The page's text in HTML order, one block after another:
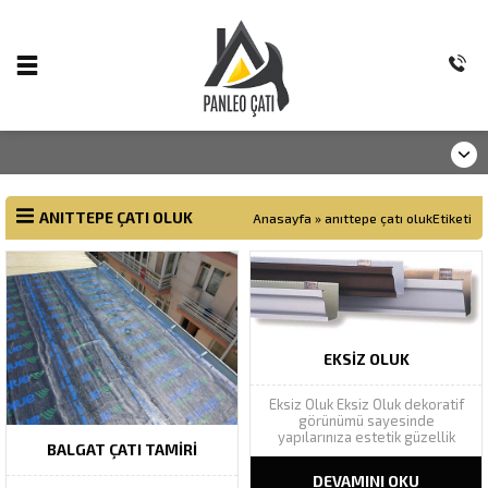
ANITTEPE ÇATI OLUK Anasayfa » anıttepe çatı olukEtiketi
BALGAT ÇATI TAMIRI
EKSIZ OLUK
Eksiz Oluk Eksiz Oluk dekoratif
görünümü sayesinde
yapılarınıza estetik güzellik
katarak yapı bütünlüğünü
DEVAMINI OKU